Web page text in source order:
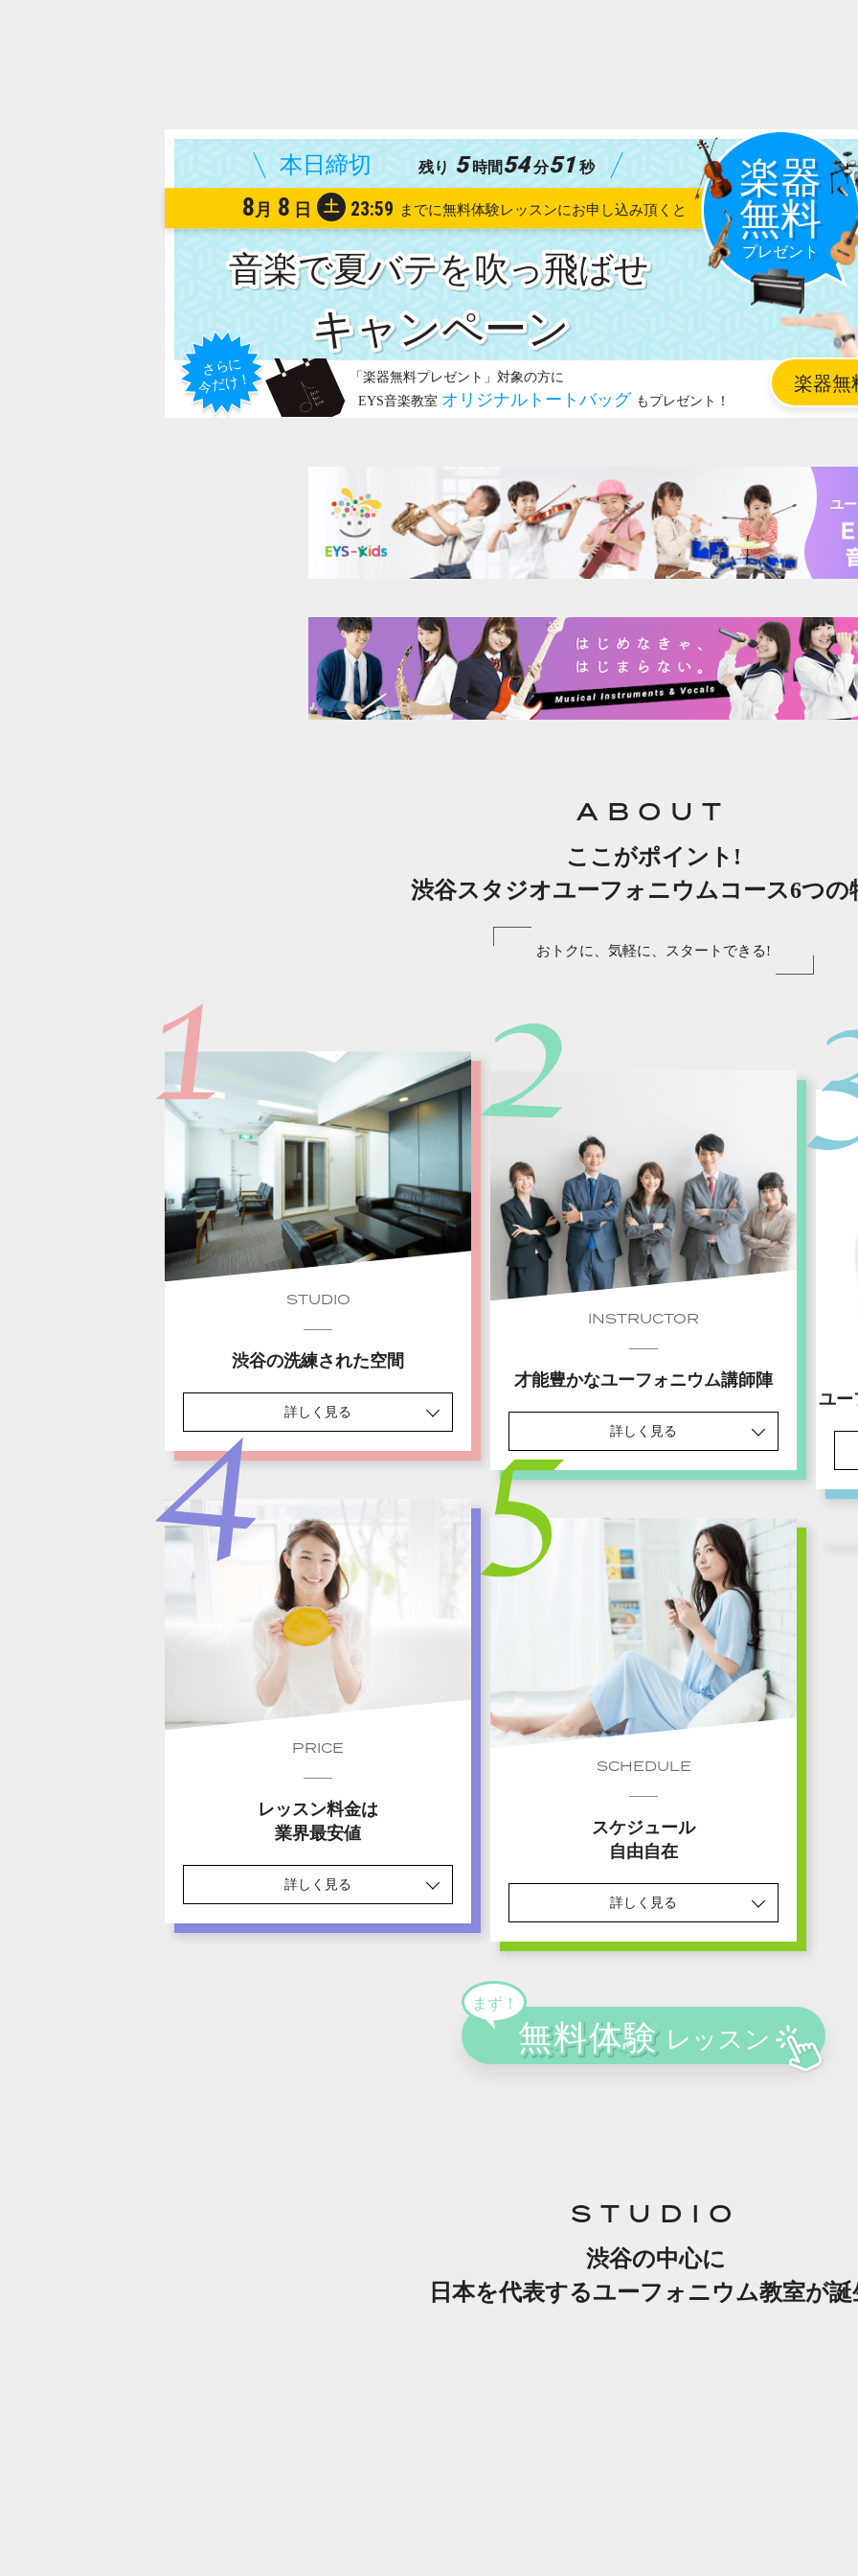
音楽で夏バテを吹っ飛ばせ
8月 8 日 土 23:59
残り 5 時間 54 分49 秒
ユ
ABOUT
ここがポイント!
渋谷スタジオユーフォニウムコース6つの
おトクに、気軽に、スタートできる!
STUDIO
渋谷の洗練された空間
詳しく見る
INSTRUCTOR
才能豊かなユーフォニウム講師陣
詳しく見る
ユー
PRICE
レッスン料金は
業界最安値
詳しく見る
SCHEDULE
スケジュール
自由自在
詳しく見る
STUDIO
渋谷の中心に
日本を代表するユーフォニウム教室が